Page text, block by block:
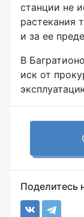
станции не
растекания
и за ее
В
иск от
Поделитесь